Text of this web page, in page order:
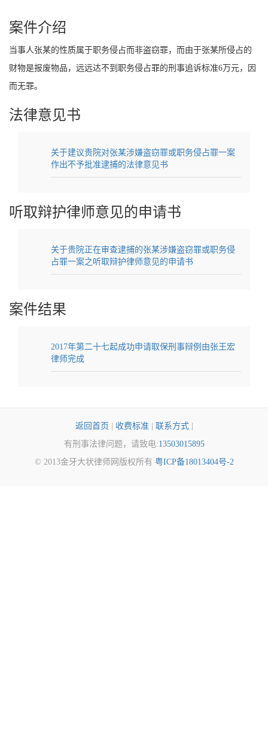
案件介绍
当事人张某的性质属于职务侵占而非盗窃罪，而由于张某所侵占的
财物是报废物品，远远达不到职务侵占罪的刑事追诉标准6万元，因
而无罪。
法律意见书
关于建议贵院对张某涉嫌盗窃罪或职务侵占罪一案
作出不予批准逮捕的法律意见书
听取辩护律师意见的申请书
关于贵院正在审查逮捕的张某涉嫌盗窃罪或职务侵
占罪一案之听取辩护律师意见的申请书
案件结果
2017年第二十七起成功申请取保刑事辩例由张王宏
律师完成
返回首页 收费标准 联系方式|
有刑事法律问题，请致电:13503015895
© 2013金牙大状律师网版权所有 粤ICP备18013404号-2